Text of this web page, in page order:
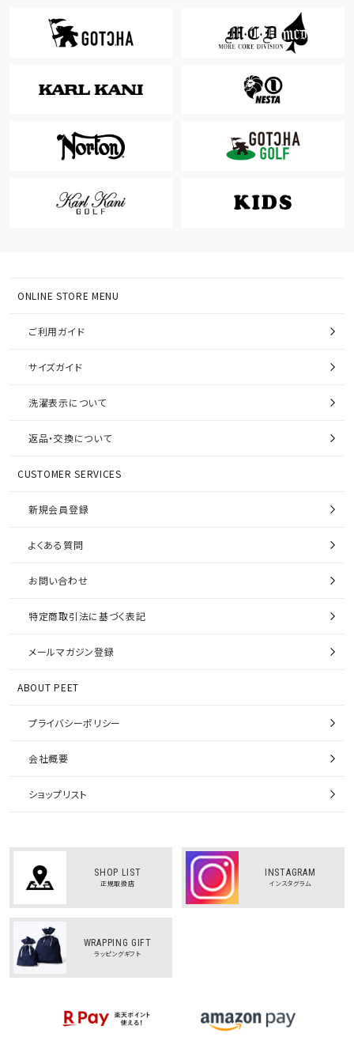
ONLINE STORE MENU
ご利用ガイド
サイズガイド
洗濯表示について
返品・交換について
CUSTOMER SERVICES
新規会員登録
よくある質問
お問い合わせ
特定商取引法に基づく表記
メールマガジン登録
ABOUT PEET
プライバシーポリシー
会社概要
ショップリスト
SHOP LIST
正規取扱店
INSTAGRAM
インスタグラム
WRAPPING GIFT
ラッピングギフト